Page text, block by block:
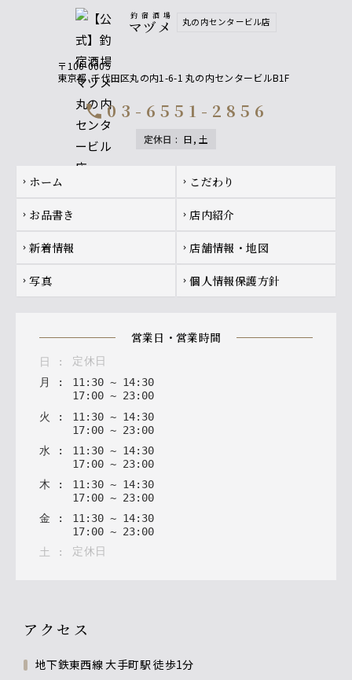
釣宿酒場
マヅメ 丸の内センタービル店
〒100-0005
東京都 千代田区丸の内1-6-1 丸の内センタービルB1F
call03-6551-2856
定休日 : 日, 土
Footer navigation
chevron_right ホーム chevron_right こだわり
chevron_right お品書き chevron_right 店内紹介
chevron_right 新着情報 chevron_right 店舗情報・地図
chevron_right 写真 chevron_right 個人情報保護方針
営業日・営業時間
日 :
定休日
月
: 11: 30 ~ 14: 30
17: 00 ~ 23: 00
火
: 11 : 30 ~ 14: 30
17: 00 ~ 23: 00
水 : 11 : 30 ~ 14: 30
17: 00 ~ 23: 00
木 : 11 : 30 ~ 14: 30
17: 00 ~ 23: 00
金 : 11 : 30 ~ 14: 30
17: 00 ~ 23: 00
土
: 定休日
アクセス
地下鉄東西線 大手町駅 徒歩1分